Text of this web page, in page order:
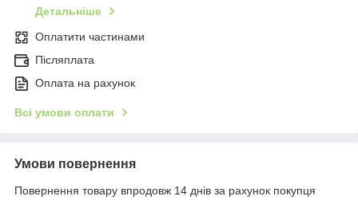
Детальніше
Оплатити частинами
Післяплата
Оплата на рахунок
Всі умови оплати
Умови повернення
Повернення товару впродовж 14 днів за рахунок покупця